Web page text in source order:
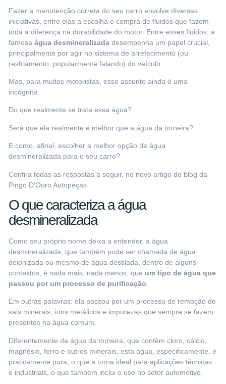
Fazer a manutenção correta do seu carro envolve diversas
iniciativas, entre elas a escolha e compra de fluidos que fazem
toda a diferença na durabilidade do motor. Entre esses fluidos, a
famosa água desmineralizada desempenha um papel crucial,
principalmente por agir no sistema de arrefecimento (ou
resfriamento, popularmente falando) do veículo.
Mas, para muitos motoristas, esse assunto ainda é uma
incógnita.
Do que realmente se trata essa água?
Será que ela realmente é melhor que a água da torneira?
E como, afinal, escolher a melhor opção de água
desmineralizada para o seu carro?
Confira todas as respostas a seguir, no novo artigo do blog da
Pingo D’Ouro Autopeças
O que caracteriza a água
desmineralizada
Como seu próprio nome deixa a entender, a água
desmineralizada, que também pode ser chamada de água
deionizada ou mesmo de água destilada, dentro de alguns
contextos, é nada mais, nada menos, que um tipo de água que
passou por um processo de purificação
Em outras palavras: ela passou por um processo de remoção de
sais minerais, íons metálicos e impurezas que sempre se fazem
presentes na água comum.
Diferentemente da água da torneira, que contém cloro, cálcio,
magnésio, ferro e outros minerais, esta água, especificamente, é
praticamente pura, o que a torna ideal para aplicações técnicas
e industriais, o que também inclui o uso no setor automotivo.